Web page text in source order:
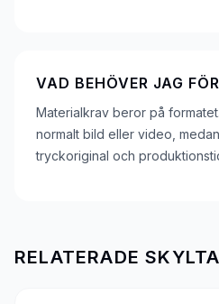
VAD BEHÖVER JAG
Materialkrav beror på
normalt bild eller video,
tryckoriginal och
RELATERADE